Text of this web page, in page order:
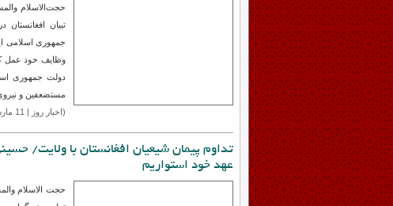
افغانستان به وظایف خود عمل کرده، تقدیر
جمهوری اسلامی
وظایف خود عمل
تداوم پیمان شیعیان افغانستان با ولایت/